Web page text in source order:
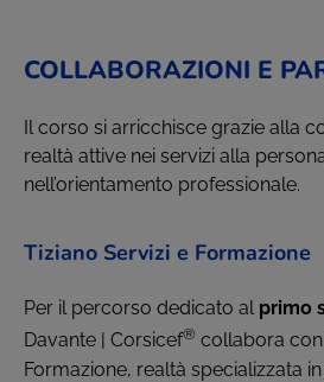
COLLABORAZIONI E
Il corso si arricchisce grazie alla
realtà attive nei servizi alla
nell’orientamento professionale.
Tiziano Servizi e Formazione
Per il percorso dedicato al primo
Davante | Corsicef® collabora con
Formazione, realtà specializzata